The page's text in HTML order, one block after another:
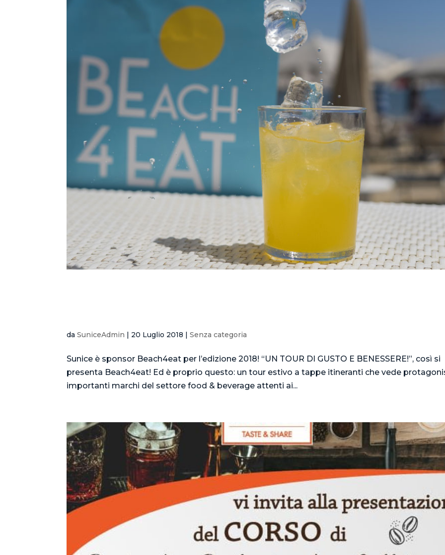
daSuniceAdmin | 20 Luglio 2018 |Senza categoria
Sunice è sponsor Beach4eat per l’edizione 2018! “UN TOUR DI GUSTO E BENESSERE!”, così si
presenta Beach4eat! Ed è proprio questo: un tour estivo a tappe itineranti che vede
importanti marchi del settore food & beverage attenti ai...